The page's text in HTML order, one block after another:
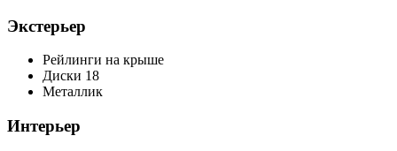
Экстерьер
Рейлинги на крыше
Диски 18
Металлик
Интерьер